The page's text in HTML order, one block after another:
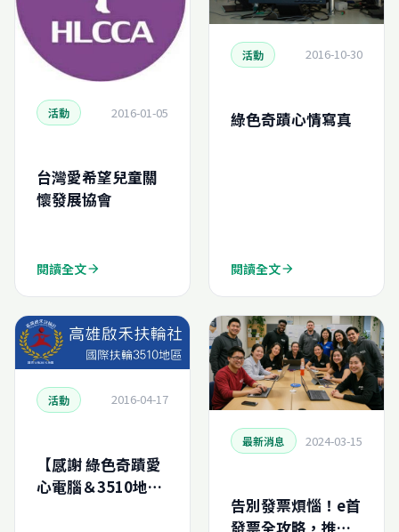
活動 2016-01-05
台灣愛希望兒童關
懷發展協會
閱讀全文arrow_forward
活動 2016-10-30
綠色奇蹟心情寫真
閱讀全文arrow_forward
活動 2016-04-17
【感謝 綠色奇蹟愛
心電腦＆3510地區
最新消息 2024-03-15
告別發票煩惱！e首
發票全攻略，推動